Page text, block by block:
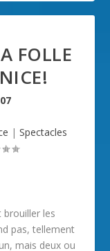
FOLLE
| Spectacles
brouiller les
pas, tellement
mais deux ou